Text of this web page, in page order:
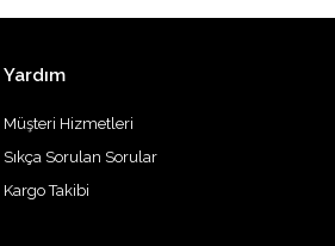
Yardım
Müşteri Hizmetleri
Sıkça Sorulan Sorular
Kargo Takibi